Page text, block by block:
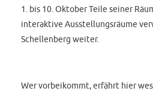
1. bis 10. Oktober Teile seiner
interaktive Ausstellungsräume
Schellenberg weiter.
Wer vorbeikommt, erfährt hier